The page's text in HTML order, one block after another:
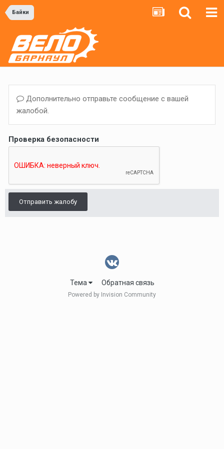
Байки
Дополнительно отправьте сообщение с вашей
жалобой.
Проверка безопасности
Отправить жалобу
Тема Обратная связь
Powered by Invision Community